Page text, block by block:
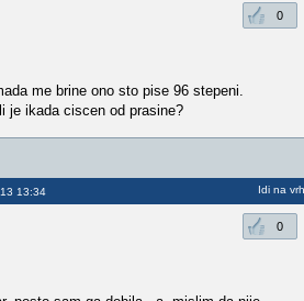
0
me brine ono sto pise 96 stepeni.
je ikada ciscen od prasine?
13:34 Idi na vrh
0